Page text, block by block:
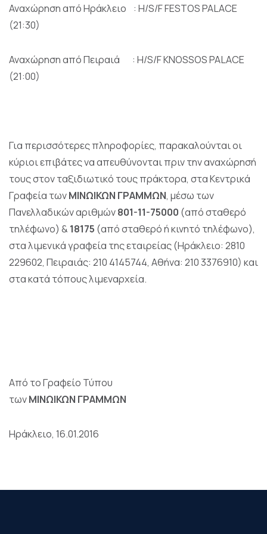
Αναχώρηση από Ηράκλειο : H/S/F FESTOS PALACE
(21:30)
Αναχώρηση από Πειραιά : H/S/F KNOSSOS PALACE
(21:00)
Για περισσότερες πληροφορίες, παρακαλούνται οι
κύριοι επιβάτες να απευθύνονται πριν την αναχώρησή
τους στον ταξιδιωτικό τους πράκτορα, στα Κεντρικά
Γραφεία τωνΜΙΝΩΙΚΩΝ ΓΡΑΜΜΩΝ, μέσω των
Πανελλαδικών αριθμών801-11-75000 (από σταθερό
τηλέφωνο) & 18175 (από σταθερό ή κινητό τηλέφωνο),
στα λιμενικά γραφεία της εταιρείας (Ηράκλειο: 2810
229602, Πειραιάς: 210 4145744, Αθήνα: 210 3376910) και
στα κατά τόπους λιμεναρχεία.
Από το Γραφείο Τύπου
τωνΜΙΝΩΙΚΩΝ ΓΡΑΜΜΩΝ
Ηράκλειο, 16.01.2016